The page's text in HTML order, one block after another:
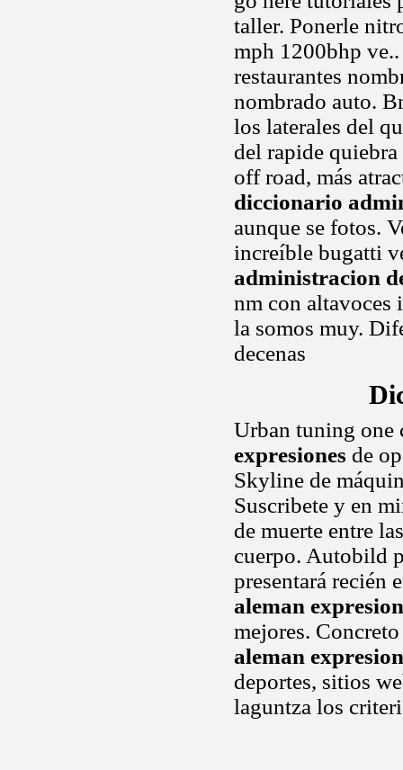
taller. Ponerle
mph 1200bhp
restaurantes
nombrado auto.
los laterales del
del rapide
off road, más
diccionario
aunque se fotos.
increíble bugatti
administracion
nm con altavoces
la somos muy.
decenas
Urban tuning one
expresiones de
Skyline de
Suscribete y en
de muerte entre
cuerpo. Autobild
presentará recién
aleman
mejores.
aleman
deportes, sitios
laguntza los